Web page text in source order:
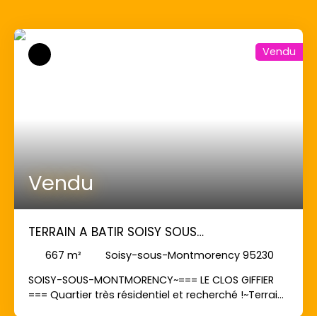
Vendu
Vendu
TERRAIN A BATIR SOISY SOUS
MONTMORENCY - 667 m2
667 m²
Soisy-sous-Montmorency 95230
SOISY-SOUS-MONTMORENCY~=== LE CLOS GIFFIER
=== Quartier très résidentiel et recherché !~Terrain